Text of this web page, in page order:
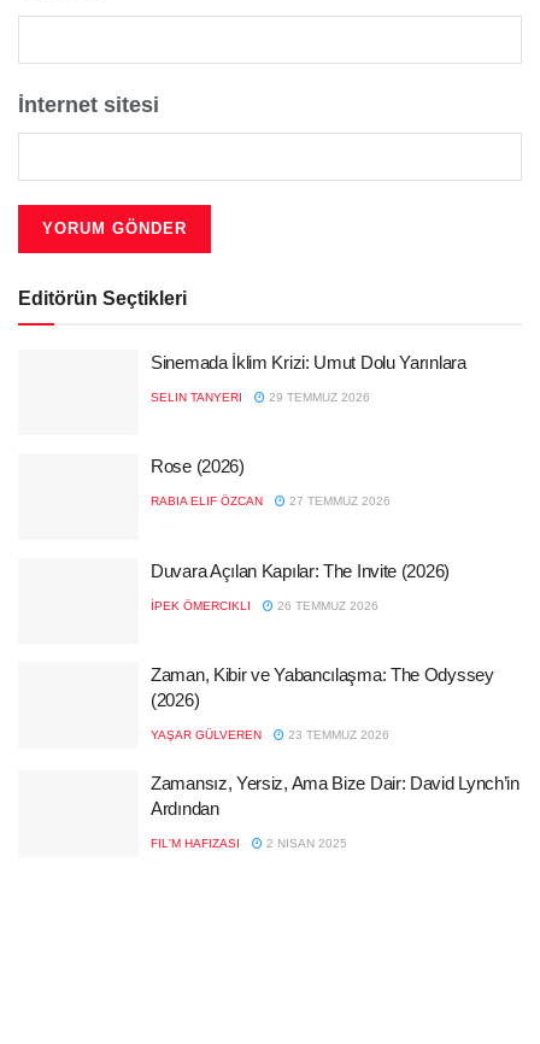
İnternet sitesi
Editörün Seçtikleri
Sinemada İklim Krizi: Umut Dolu Yarınlara
SELIN TANYERI 29 TEMMUZ 2026
Rose (2026)
RABIA ELIF ÖZCAN 27 TEMMUZ 2026
Duvara Açılan Kapılar: The Invite (2026)
İPEK ÖMERCIKLI 26 TEMMUZ 2026
Zaman, Kibir ve Yabancılaşma: The Odyssey
(2026)
YAŞAR GÜLVEREN 23 TEMMUZ 2026
Zamansız, Yersiz, Ama Bize Dair: David Lynch’in
Ardından
FIL'M HAFIZASI 2 NISAN 2025